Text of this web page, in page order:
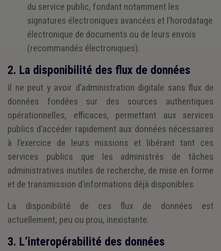
du service public, fondant notamment les
signatures électroniques avancées et l’horodatage
électronique de documents ou de leurs envois
(recommandés électroniques).
2. La disponibilité des flux de données
Il ne peut y avoir d’administration digitale sans flux de
données fondées sur des sources authentiques
opérationnelles, efficaces, permettant aux services
publics d’accéder rapidement aux données nécessaires
à l’exercice de leurs missions et libérant tant ces
services publics que les administrés de tâches
administratives inutiles de recherche, de mise en forme
et de transmission d’informations déjà disponibles.
La disponibilité de ces flux de données est
actuellement, peu ou prou, inexistante.
3. L’interopérabilité des données